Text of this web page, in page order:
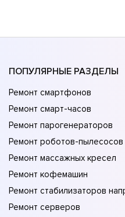
ПОПУЛЯРНЫЕ РАЗДЕЛЫ
Ремонт смартфонов
Ремонт смарт-часов
Ремонт парогенераторов
Ремонт роботов-пылесосов
Ремонт массажных кресел
Ремонт кофемашин
Ремонт стабилизаторов
Ремонт серверов